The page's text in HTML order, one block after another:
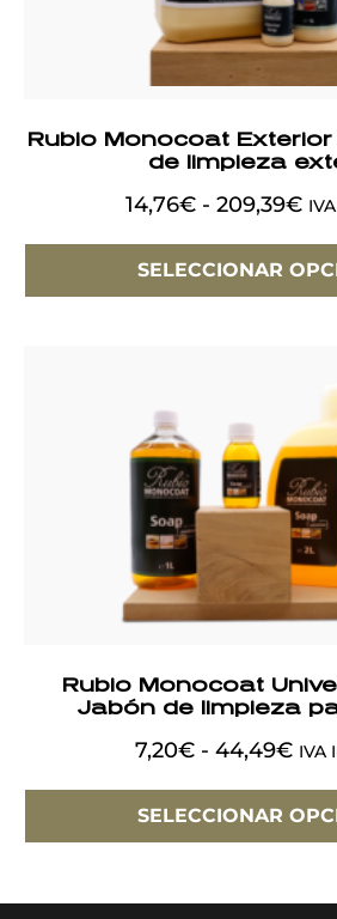
Rubio Monocoat
de limpieza
14,76€ - 209,39€
SELECCIONAR
Rubio Monocoat
Jabón de limpieza
7,20€ - 44,49€ IVA
SELECCIONAR